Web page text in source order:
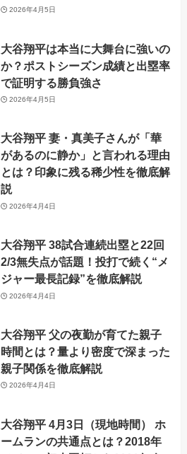
2026年4月5日
大谷翔平は本当に大舞台に強いの
か？ポストシーズン成績と出塁率
で証明する勝負強さ
2026年4月5日
大谷翔平 妻・真美子さんが「華
があるのに静か」と言われる理由
とは？印象に残る稀少性を徹底解
説
2026年4月4日
大谷翔平 38試合連続出塁と22回
2/3無失点が話題！投打で続く“メ
ジャー最長記録”を徹底解説
2026年4月4日
大谷翔平 父の夜勤が育てた親子
時間とは？量より密度で深まった
親子関係を徹底解説
2026年4月4日
大谷翔平 4月3日（現地時間） ホ
ームランの共通点とは？2018年